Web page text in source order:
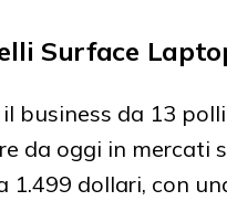
Surface
business da 13
da oggi in mercati
1.499 dollari, con